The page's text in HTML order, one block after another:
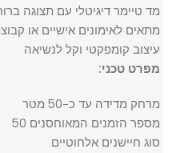
מד טיימר דיגיטלי עם תצוגה ברורה
מתאים לאימונים אישיים או קבוצתיים
עיצוב קומפקטי וקל לנשיאה
מפרט טכני:
מרחק מדידה עד כ-50 מטר
מספר הזמנים המאוחסנים 50
סוג חיישנים אלחוטיים